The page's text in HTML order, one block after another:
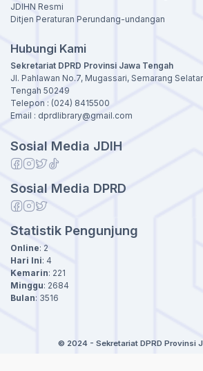
JDIHN Resmi
Ditjen Peraturan Perundang-undangan
Hubungi Kami
Sekretariat DPRD Provinsi Jawa Tengah
Jl. Pahlawan No.7, Mugassari, Semarang
Tengah 50249
Telepon : (024) 8415500
Email : dprdlibrary@gmail.com
Sosial Media JDIH
Sosial Media DPRD
Statistik Pengunjung
Online: 2
Hari Ini: 4
Kemarin: 221
Minggu: 2684
Bulan: 3516
© 2024 - Sekretariat DPRD Provinsi